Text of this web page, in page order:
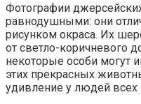
Фотографии
равнодушными: они
рисунком окраса. Их
от светло-коричневого
некоторые особи могут
этих прекрасных
удивление у людей всех